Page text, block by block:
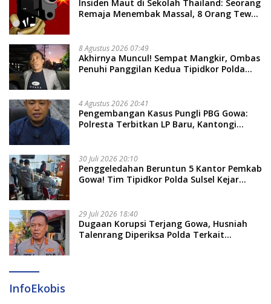
Insiden Maut di Sekolah Thailand: Seorang
Remaja Menembak Massal, 8 Orang Tewas
8 Agustus 2026 07:49
Akhirnya Muncul! Sempat Mangkir, Ombas
Penuhi Panggilan Kedua Tipidkor Polda
4 Agustus 2026 20:41
Pengembangan Kasus Pungli PBG Gowa:
Polresta Terbitkan LP Baru, Kantongi
30 Juli 2026 20:10
Penggeledahan Beruntun 5 Kantor Pemkab
Gowa! Tim Tipidkor Polda Sulsel Kejar
29 Juli 2026 18:40
Dugaan Korupsi Terjang Gowa, Husniah
Talenrang Diperiksa Polda Terkait
InfoEkobis